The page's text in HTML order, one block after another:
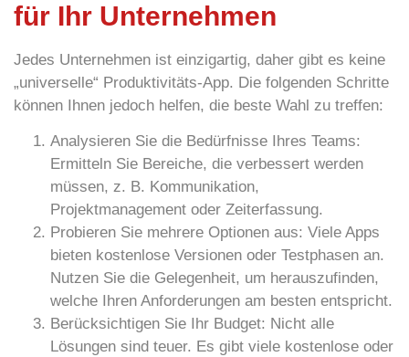
für Ihr Unternehmen
Jedes Unternehmen ist einzigartig, daher gibt es keine
„universelle“ Produktivitäts-App. Die folgenden Schritte
können Ihnen jedoch helfen, die beste Wahl zu treffen:
Analysieren Sie die Bedürfnisse Ihres Teams:
Ermitteln Sie Bereiche, die verbessert werden
müssen, z. B. Kommunikation,
Projektmanagement oder Zeiterfassung.
Probieren Sie mehrere Optionen aus: Viele Apps
bieten kostenlose Versionen oder Testphasen an.
Nutzen Sie die Gelegenheit, um herauszufinden,
welche Ihren Anforderungen am besten entspricht.
Berücksichtigen Sie Ihr Budget: Nicht alle
Lösungen sind teuer. Es gibt viele kostenlose oder